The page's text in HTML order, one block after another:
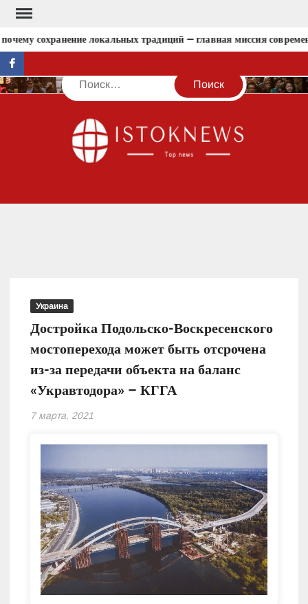
Перейти
содержимому
сохранение локальных традиций — главная миссия
facebook
Поиск
Украина
Достройка Подольско-Воскресенского
мостоперехода может быть отсрочена
из-за передачи объекта на баланс
«Укравтодора» – КГГА
7 марта, 2021